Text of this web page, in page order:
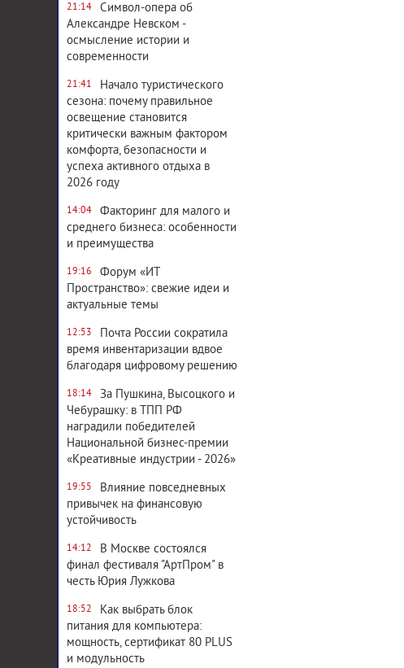
21:14
Символ-опера об
Александре Невском -
осмысление истории и
современности
21:41
Начало туристического
сезона: почему правильное
освещение становится
критически важным фактором
комфорта, безопасности и
успеха активного отдыха в
2026 году
14:04
Факторинг для малого и
среднего бизнеса: особенности
и преимущества
19:16
Форум «ИТ
Пространство»: свежие идеи и
актуальные темы
12:53
Почта России сократила
время инвентаризации вдвое
благодаря цифровому решению
18:14
За Пушкина, Высоцкого и
Чебурашку: в ТПП РФ
наградили победителей
Национальной бизнес-премии
«Креативные индустрии - 2026»
19:55
Влияние повседневных
привычек на финансовую
устойчивость
14:12
В Москве состоялся
финал фестиваля "АртПром" в
честь Юрия Лужкова
18:52
Как выбрать блок
питания для компьютера:
мощность, сертификат 80 PLUS
и модульность